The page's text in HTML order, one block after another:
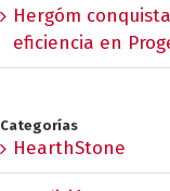
Hergóm
eficiencia en
Categorías
HearthStone